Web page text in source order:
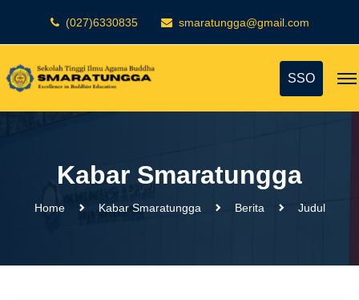
(027)6330835 smaratungga@gmail.com
SSO
Kabar Smaratungga
Home Kabar Smaratungga Berita Judul